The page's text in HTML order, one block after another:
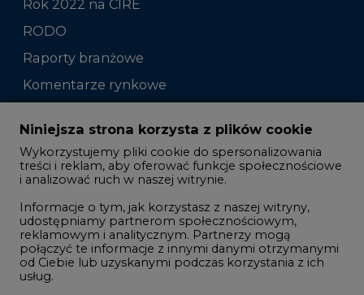
Rok 2022 na CIRE
RODO
Raporty branżowe
Komentarze rynkowe
Zmiany kadrowe na rynku
Studio CIRE
Rozmowy o energetyce
Gospodarka
Geopolityka
LTE450
Niniejsza strona korzysta z plików cookie
Wykorzystujemy pliki cookie do spersonalizowania
treści i reklam, aby oferować funkcje społecznościowe
i analizować ruch w naszej witrynie.
Informacje o tym, jak korzystasz z naszej witryny,
udostępniamy partnerom społecznościowym,
reklamowym i analitycznym. Partnerzy mogą
połączyć te informacje z innymi danymi otrzymanymi
od Ciebie lub uzyskanymi podczas korzystania z ich
usług.